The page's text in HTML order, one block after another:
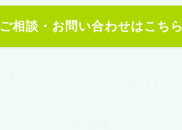
ご相談・お問い合わせはこちら